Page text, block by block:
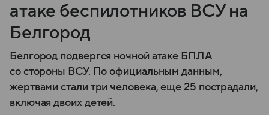
атаке беспилотников ВСУ на
Белгород
Белгород подвергся ночной атаке БПЛА
со стороны ВСУ. По официальным данным,
жертвами стали три человека, еще 25 пострадали,
включая двоих детей.